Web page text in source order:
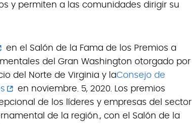
y permiten a las comunidades dirigir su
en el Salón de la Fama de los Premios a
del Gran Washington otorgado por
del Norte de Virginia y laConsejo de
en noviembre. 5, 2020. Los premios
de los líderes y empresas del sector
de la región., con el Salón de la